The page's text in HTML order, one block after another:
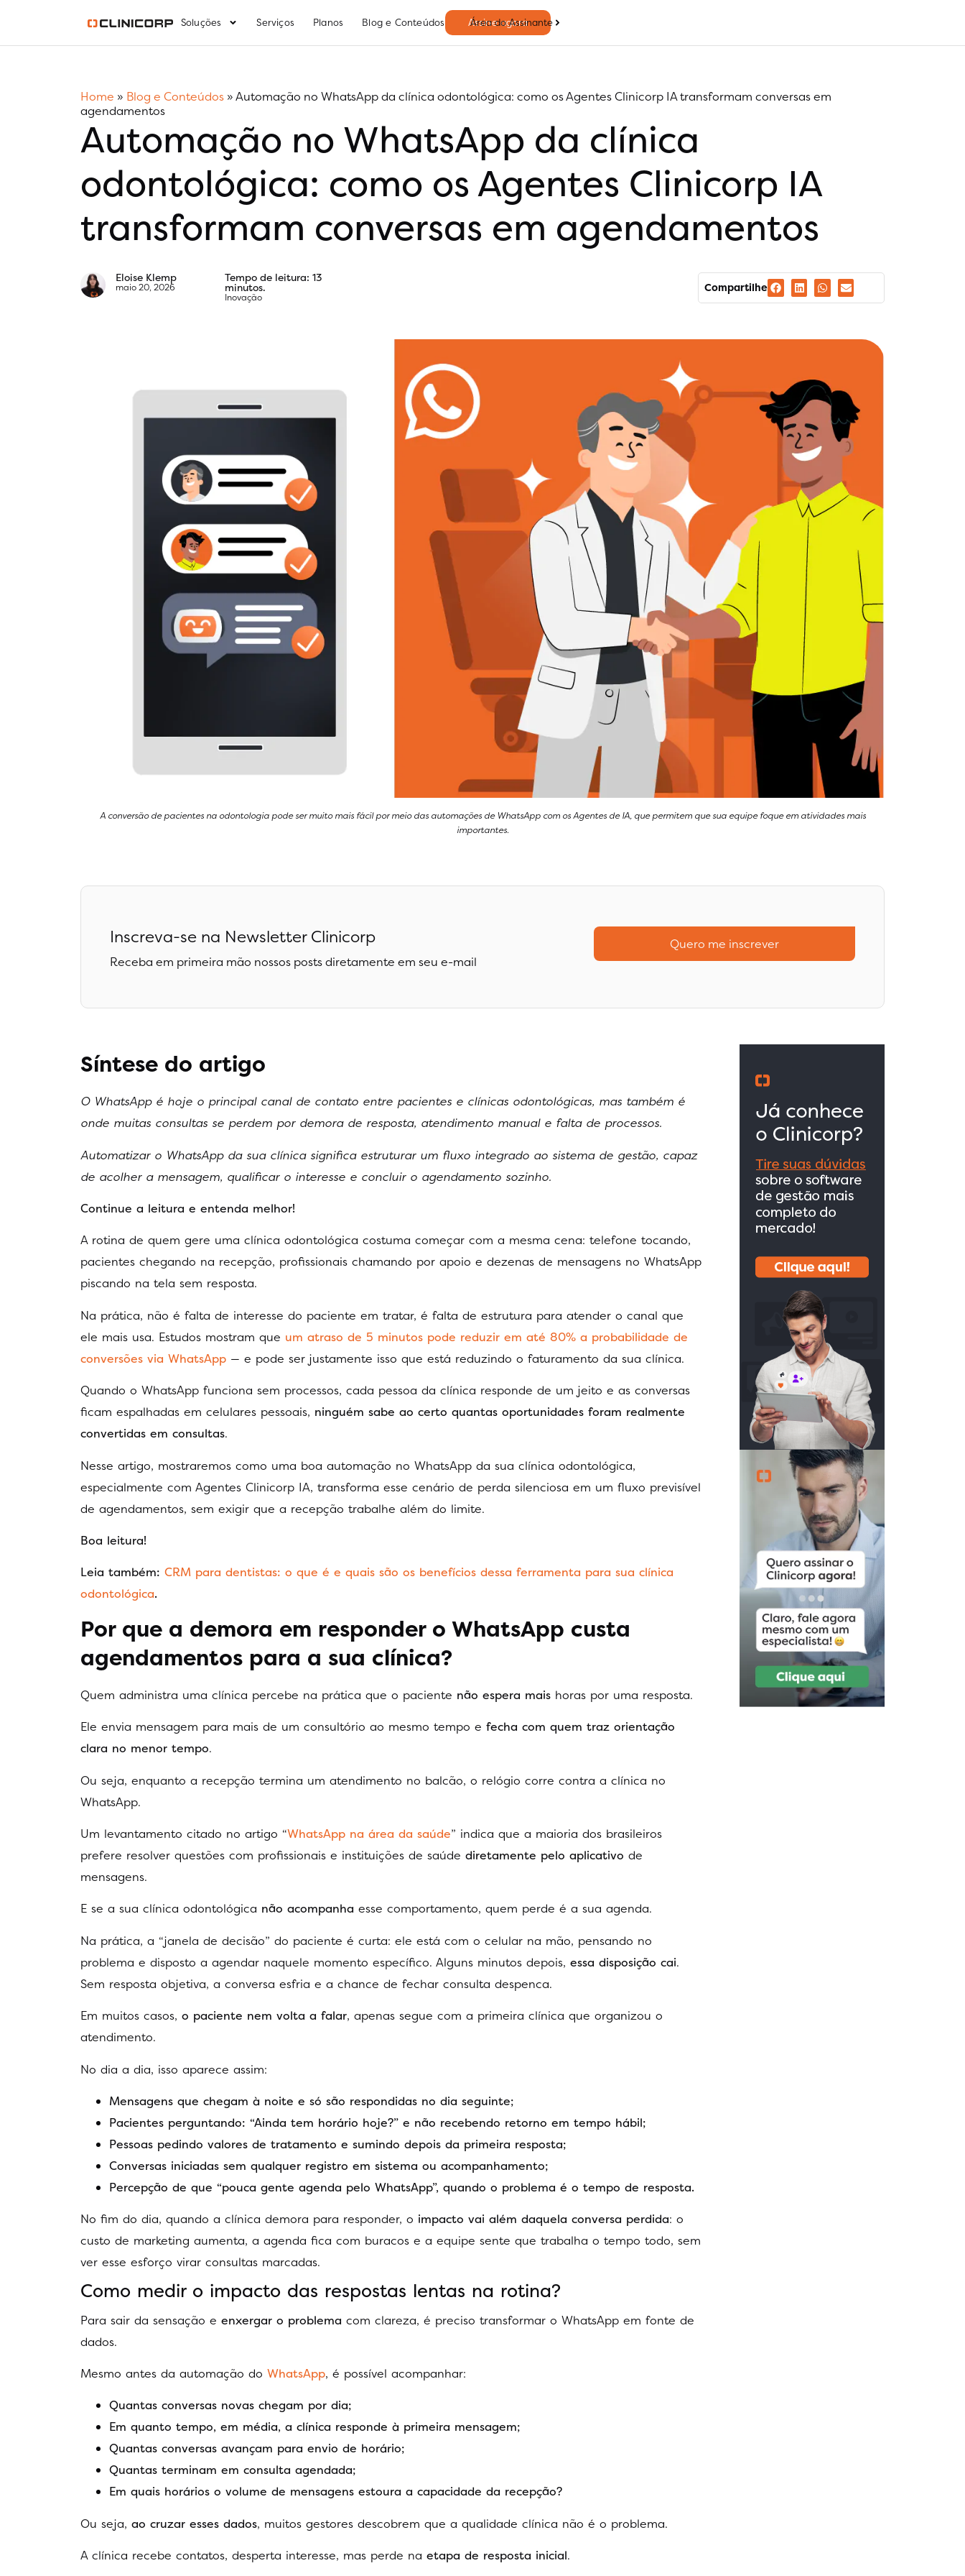
Soluções Serviços Planos Blog e Conteúdos Assine agora
Área do Assinante
Home » Blog e Conteúdos »Automação no WhatsApp da clínica odontológica: como os Agentes Clinicorp IA transformam conversas em
agendamentos
Automação no WhatsApp da clínica
odontológica: como os Agentes Clinicorp IA
transformam conversas em agendamentos
Eloise Klemp
maio 20, 2026
Tempo de leitura: 13
minutos.
Inovação
Compartilhe
A conversão de pacientes na odontologia pode ser muito mais fácil por meio das automações de WhatsApp com os Agentes de IA, que permitem que sua equipe foque em atividades mais
importantes.
Inscreva-se na Newsletter Clinicorp
Receba em primeira mão nossos posts diretamente em seu e-mail
Quero me inscrever
Síntese do artigo
O WhatsApp é hoje o principal canal de contato entre pacientes e clínicas odontológicas, mas também é
onde muitas consultas se perdem por demora de resposta, atendimento manual e falta de processos.
Automatizar o WhatsApp da sua clínica significa estruturar um fluxo integrado ao sistema de gestão, capaz
de acolher a mensagem, qualificar o interesse e concluir o agendamento sozinho.
Continue a leitura e entenda melhor!
A rotina de quem gere uma clínica odontológica costuma começar com a mesma cena: telefone tocando,
pacientes chegando na recepção, profissionais chamando por apoio e dezenas de mensagens no WhatsApp
piscando na tela sem resposta.
Na prática, não é falta de interesse do paciente em tratar, é falta de estrutura para atender o canal que
ele mais usa. Estudos mostram que um atraso de 5 minutos pode reduzir em até 80% a probabilidade de
conversões via WhatsApp — e pode ser justamente isso que está reduzindo o faturamento da sua clínica.
Quando o WhatsApp funciona sem processos, cada pessoa da clínica responde de um jeito e as conversas
ficam espalhadas em celulares pessoais, ninguém sabe ao certo quantas oportunidades foram realmente
convertidas em consultas.
Nesse artigo, mostraremos como uma boa automação no WhatsApp da sua clínica odontológica,
especialmente com Agentes Clinicorp IA, transforma esse cenário de perda silenciosa em um fluxo previsível
de agendamentos, sem exigir que a recepção trabalhe além do limite.
Boa leitura!
Leia também: CRM para dentistas: o que é e quais são os benefícios dessa ferramenta para sua clínica
odontológica.
Por que a demora em responder o WhatsApp custa
agendamentos para a sua clínica?
Quem administra uma clínica percebe na prática que o paciente não espera mais horas por uma resposta.
Ele envia mensagem para mais de um consultório ao mesmo tempo e fecha com quem traz orientação
clara no menor tempo.
Ou seja, enquanto a recepção termina um atendimento no balcão, o relógio corre contra a clínica no
WhatsApp.
Um levantamento citado no artigo “WhatsApp na área da saúde” indica que a maioria dos brasileiros
prefere resolver questões com profissionais e instituições de saúde diretamente pelo aplicativo de
mensagens.
E se a sua clínica odontológica não acompanha esse comportamento, quem perde é a sua agenda.
Na prática, a “janela de decisão” do paciente é curta: ele está com o celular na mão, pensando no
problema e disposto a agendar naquele momento específico. Alguns minutos depois, essa disposição cai.
Sem resposta objetiva, a conversa esfria e a chance de fechar consulta despenca.
Em muitos casos, o paciente nem volta a falar, apenas segue com a primeira clínica que organizou o
atendimento.
No dia a dia, isso aparece assim:
Mensagens que chegam à noite e só são respondidas no dia seguinte;
Pacientes perguntando: “Ainda tem horário hoje?” e não recebendo retorno em tempo hábil;
Pessoas pedindo valores de tratamento e sumindo depois da primeira resposta;
Conversas iniciadas sem qualquer registro em sistema ou acompanhamento;
Percepção de que “pouca gente agenda pelo WhatsApp”, quando o problema é o tempo de resposta.
No fim do dia, quando a clínica demora para responder, o impacto vai além daquela conversa perdida: o
custo de marketing aumenta, a agenda fica com buracos e a equipe sente que trabalha o tempo todo, sem
ver esse esforço virar consultas marcadas.
Como medir o impacto das respostas lentas na rotina?
Para sair da sensação e enxergar o problema com clareza, é preciso transformar o WhatsApp em fonte de
dados.
Mesmo antes da automação do WhatsApp, é possível acompanhar:
Quantas conversas novas chegam por dia;
Em quanto tempo, em média, a clínica responde à primeira mensagem;
Quantas conversas avançam para envio de horário;
Quantas terminam em consulta agendada;
Em quais horários o volume de mensagens estoura a capacidade da recepção?
Ou seja, ao cruzar esses dados, muitos gestores descobrem que a qualidade clínica não é o problema.
A clínica recebe contatos, desperta interesse, mas perde na etapa de resposta inicial.